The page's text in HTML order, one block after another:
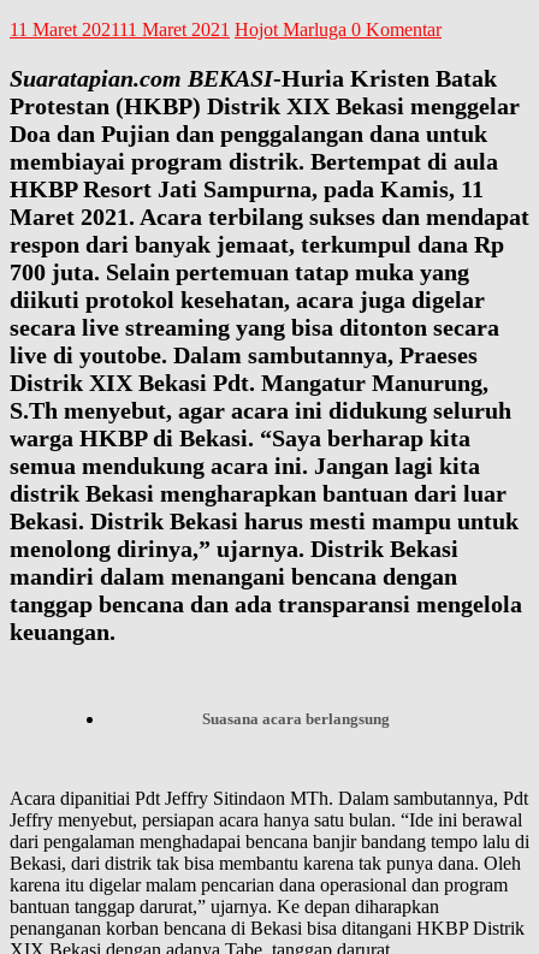
11 Maret 202111 Maret 2021 Hojot Marluga 0 Komentar
Suaratapian.com BEKASI-Huria Kristen Batak
Protestan (HKBP) Distrik XIX Bekasi menggelar
Doa dan Pujian dan penggalangan dana untuk
membiayai program distrik. Bertempat di aula
HKBP Resort Jati Sampurna, pada Kamis, 11
Maret 2021. Acara terbilang sukses dan mendapat
respon dari banyak jemaat, terkumpul dana Rp
700 juta. Selain pertemuan tatap muka yang
diikuti protokol kesehatan, acara juga digelar
secara live streaming yang bisa ditonton secara
live di youtobe. Dalam sambutannya, Praeses
Distrik XIX Bekasi Pdt. Mangatur Manurung,
S.Th menyebut, agar acara ini didukung seluruh
warga HKBP di Bekasi. “Saya berharap kita
semua mendukung acara ini. Jangan lagi kita
distrik Bekasi mengharapkan bantuan dari luar
Bekasi. Distrik Bekasi harus mesti mampu untuk
menolong dirinya,” ujarnya. Distrik Bekasi
mandiri dalam menangani bencana dengan
tanggap bencana dan ada transparansi mengelola
keuangan.
Suasana acara berlangsung
Acara dipanitiai Pdt Jeffry Sitindaon MTh. Dalam sambutannya, Pdt
Jeffry menyebut, persiapan acara hanya satu bulan. “Ide ini berawal
dari pengalaman menghadapai bencana banjir bandang tempo lalu di
Bekasi, dari distrik tak bisa membantu karena tak punya dana. Oleh
karena itu digelar malam pencarian dana operasional dan program
bantuan tanggap darurat,” ujarnya. Ke depan diharapkan
penanganan korban bencana di Bekasi bisa ditangani HKBP Distrik